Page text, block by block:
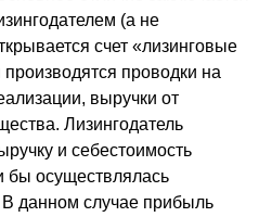
(а не
счет «лизинговые
проводки на
выручки от
Лизингодатель
и себестоимость
бы осуществлялась
данном случае прибыль